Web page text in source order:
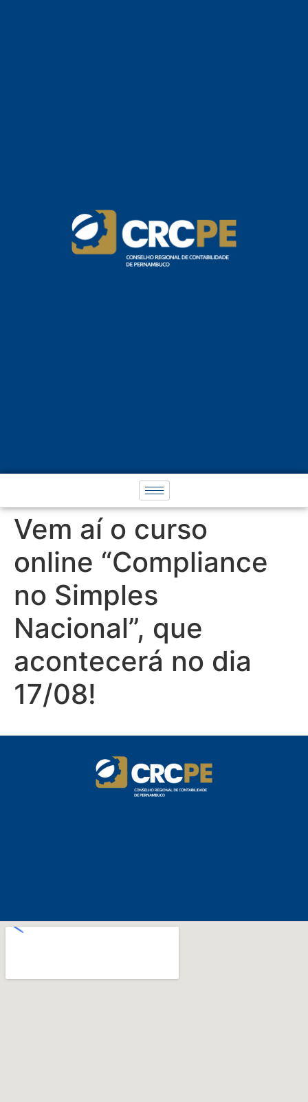
Vem aí o curso
online “Compliance
no Simples
Nacional”, que
acontecerá no dia
17/08!